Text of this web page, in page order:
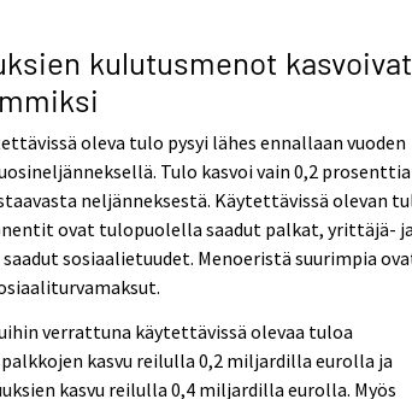
kulutusmenot kasvoivat
oleva tulo pysyi lähes ennallaan vuoden
Tulo kasvoi vain 0,2 prosenttia
neljänneksestä. Käytettävissä olevan
ovat tulopuolella saadut palkat, yrittäjä- ja
sosiaalietuudet. Menoeristä suurimpia
verrattuna käytettävissä olevaa tuloa
kasvu reilulla 0,2 miljardilla eurolla ja
kasvu reilulla 0,4 miljardilla eurolla. Myös